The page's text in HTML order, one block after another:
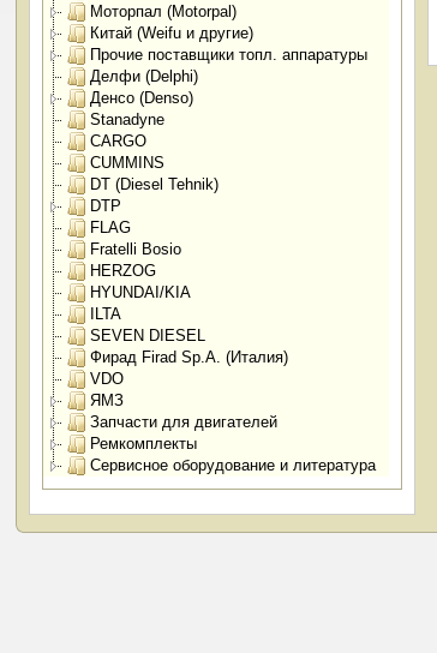
Моторпал (Motorpal)
Китай (Weifu и другие)
Прочие поставщики топл. аппаратуры
Делфи (Delphi)
Денсо (Denso)
Stanadyne
CARGO
CUMMINS
DT (Diesel Tehnik)
DTP
FLAG
Fratelli Bosio
HERZOG
HYUNDAI/KIA
ILTA
SEVEN DIESEL
Фирад Firad Sp.A. (Италия)
VDO
ЯМЗ
Запчасти для двигателей
Ремкомплекты
Сервисное оборудование и литература